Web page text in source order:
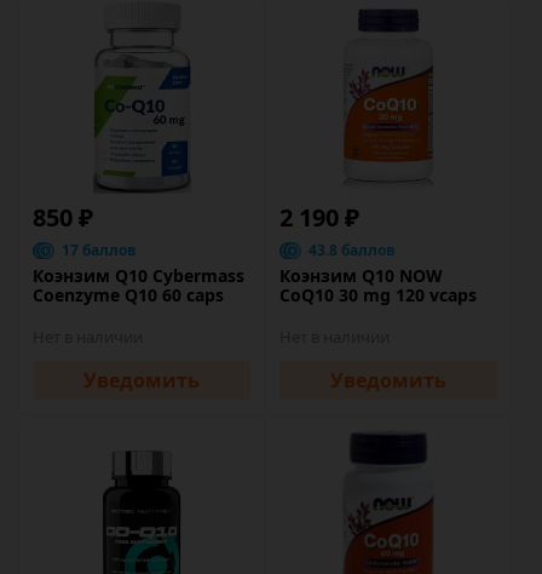
850 ₽
17 баллов
Коэнзим Q10 Cybermass
Coenzyme Q10 60 caps
Уведомить
2 190 ₽
43.8 баллов
Коэнзим Q10 NOW
CoQ10 30 mg 120 vcaps
Уведомить